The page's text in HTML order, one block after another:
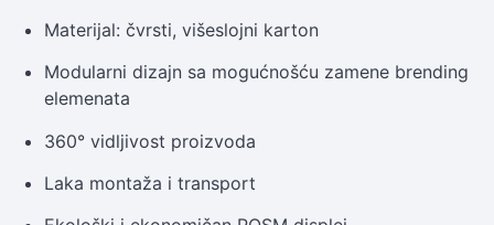
Materijal: čvrsti, višeslojni karton
Modularni dizajn sa mogućnošću zamene brending
elemenata
360° vidljivost proizvoda
Laka montaža i transport